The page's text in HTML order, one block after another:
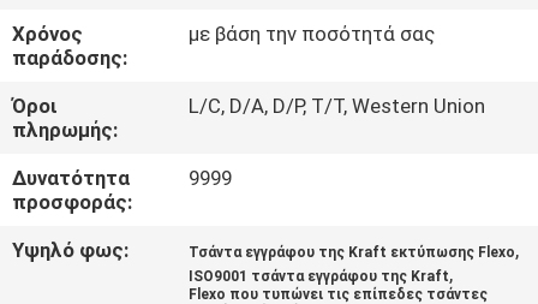
ΕΠΑΦΉ
ΜΕ
ΕΙΔΉΣΕΙΣ
SITEMAP
Χρόνος
παράδοσης:
με βάση την ποσότητά σας
Όροι
πληρωμής:
L/C, D/A, D/P, T/T, Western Union
Δυνατότητα
προσφοράς:
9999
Υψηλό φως: Τσάντα εγγράφου της Kraft εκτύπωσης Flexo,
ISO9001 τσάντα εγγράφου της Kraft,
Flexo που τυπώνει τις επίπεδες τσάντες